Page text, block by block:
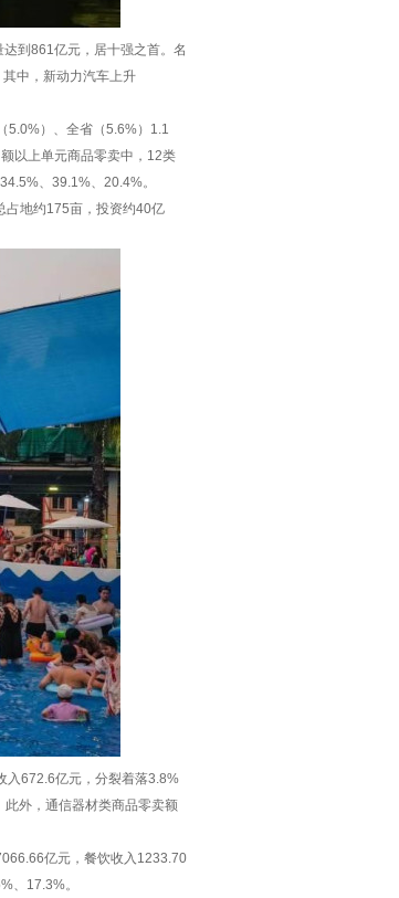
到861亿元，居十强之首。名
中，新动力汽车上升
5.0%）、全省（5.6%）1.1
以上单元商品零卖中，12类
、39.1%、20.4%。
占地约175亩，投资约40亿
入672.6亿元，分裂着落3.8%
外，通信器材类商品零卖额
亿元，餐饮收入1233.70
、17.3%。